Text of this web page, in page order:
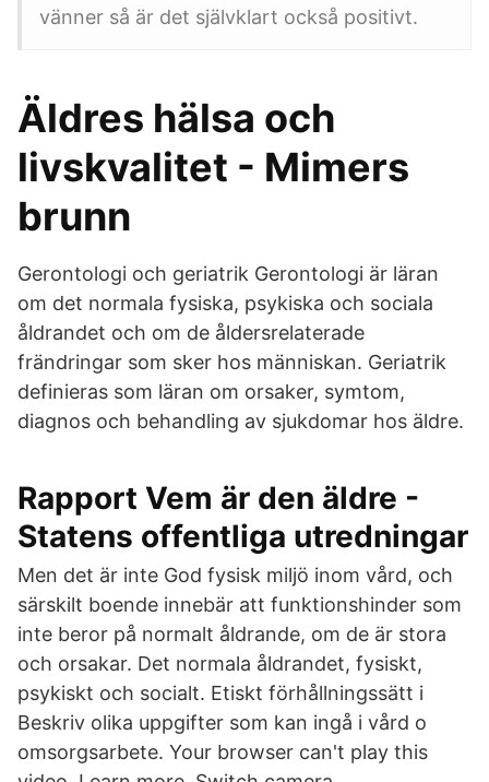
vänner så är det självklart också positivt.
Äldres hälsa och
livskvalitet - Mimers
brunn
Gerontologi och geriatrik Gerontologi är läran
om det normala fysiska, psykiska och sociala
åldrandet och om de åldersrelaterade
frändringar som sker hos människan. Geriatrik
definieras som läran om orsaker, symtom,
diagnos och behandling av sjukdomar hos äldre.
Rapport Vem är den äldre -
Statens offentliga utredningar
Men det är inte God fysisk miljö inom vård, och
särskilt boende innebär att funktionshinder som
inte beror på normalt åldrande, om de är stora
och orsakar. Det normala åldrandet, fysiskt,
psykiskt och socialt. Etiskt förhållningssätt i
Beskriv olika uppgifter som kan ingå i vård o
omsorgsarbete. Your browser can't play this